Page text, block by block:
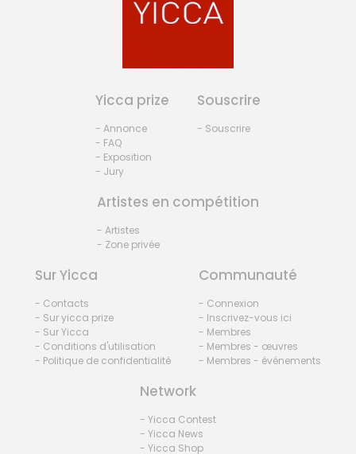
Yicca prize
- Annonce
- FAQ
- Exposition
- Jury
Souscrire
- Souscrire
Artistes en compétition
- Artistes
- Zone privée
Sur Yicca
- Contacts
- Sur yicca prize
- Sur Yicca
- Conditions d'utilisation
- Politique de confidentialité
Communauté
- Connexion
- Inscrivez-vous ici
- Membres
- Membres - œuvres
- Membres - événements
Network
- Yicca Contest
- Yicca News
- Yicca Shop